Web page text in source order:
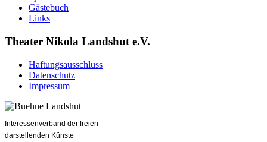
Gästebuch
Links
Theater Nikola Landshut e.V.
Haftungsausschluss
Datenschutz
Impressum
Interessenverband der freien
darstellenden Künste